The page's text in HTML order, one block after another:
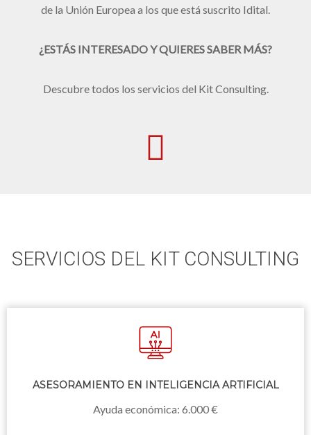
de la Unión Europea a los que está suscrito Idital.
¿ESTÁS INTERESADO Y QUIERES SABER MÁS?
Descubre todos los servicios del Kit Consulting.
SERVICIOS DEL KIT CONSULTING
ASESORAMIENTO EN INTELIGENCIA ARTIFICIAL
Ayuda económica: 6.000 €